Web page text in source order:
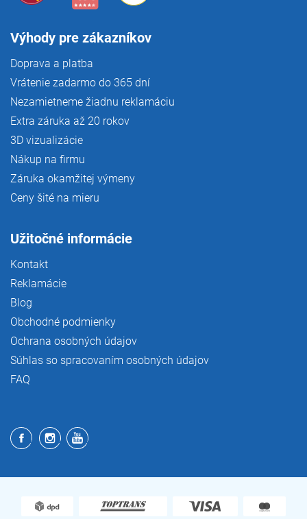
Výhody pre zákazníkov
Doprava a platba
Vrátenie zadarmo do 365 dní
Nezamietneme žiadnu reklamáciu
Extra záruka až 20 rokov
3D vizualizácie
Nákup na firmu
Záruka okamžitej výmeny
Ceny šité na mieru
Užitočné informácie
Kontakt
Reklamácie
Blog
Obchodné podmienky
Ochrana osobných údajov
Súhlas so spracovaním osobných údajov
FAQ